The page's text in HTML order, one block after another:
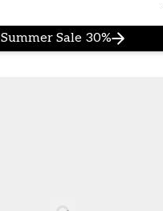
Summer Sale 30%